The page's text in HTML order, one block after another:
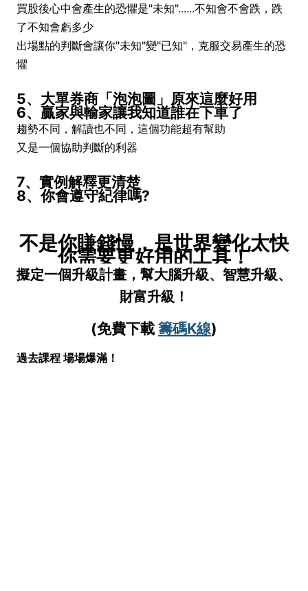
買股後心中會產生的恐懼是"未知"......不知會不會跌，跌
了不知會虧多少
出場點的判斷會讓你"未知"變"已知"，克服交易產生的恐
懼
5、大單券商「泡泡圖」原來這麼好用
6、贏家與輸家讓我知道誰在下車了
趨勢不同，解讀也不同，這個功能超有幫助
又是一個協助判斷的利器
7、實例解釋更清楚
8、你會遵守紀律嗎?
不是你賺錢慢，是世界變化太快
你需要更好用的工具！
擬定一個升級計畫，幫大腦升級、智慧升級、
財富升級！
(免費下載 籌碼K線)
過去課程 場場爆滿！